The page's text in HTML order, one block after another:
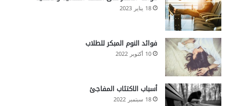
a
b
o
l
i
c
s
y
18 يناير 2023
فوائد النوم المبكر للطلاب
10 أكتوبر 2022
أسباب الاكتئاب المفاجئ
18 سبتمبر 2022